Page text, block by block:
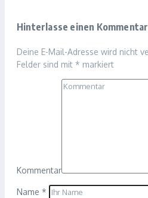
Hinterlasse einen Kommentar
Deine E-Mail-Adresse wird nicht
Felder sind mit * markiert
Kommentar
Name *